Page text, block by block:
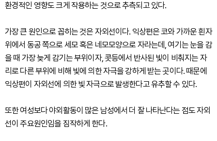
환경적인 영향도 크게 작용하는 것으로 추측되고 있다.
가장 큰 원인으로 꼽히는 것은 자외선이다. 익상편은 코와 가까운 흰자
위에서 동공 쪽으로 세모 혹은 네모모양으로 자라는데, 여기는 눈을 감
을 때 가장 늦게 감기는 부위이자, 콧등에서 반사된 빛이 비춰지는 자
리로 다른 부위에 비해 빛에 의한 자극을 강하게 받는 곳이다. 때문에
익상편이 자외선에 의한 빛 자극으로 발생한다고 유추할 수 있다.
또한 여성보다 야외활동이 많은 남성에서 더 잘 나타난다는 점도 자외
선이 주요원인임을 짐작하게 한다.